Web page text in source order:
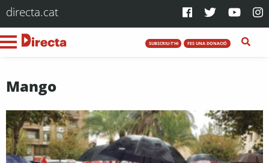
directa.cat
SUBSCRIU-T'HI FES UNA DONACIÓ
Mango